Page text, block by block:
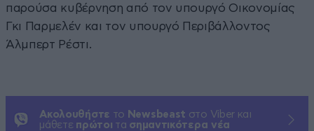
παρούσα κυβέρνηση από τον υπουργό Οικονομίας
Γκι Παρμελέν και τον υπουργό Περιβάλλοντος
Άλμπερτ Ρέστι.
Ακολουθήστε το Newsbeast στο Viber και
μάθετε πρώτοι τα σημαντικότερα νέα